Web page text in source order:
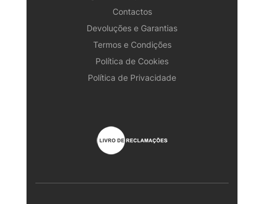
Contactos
Devoluções e Garantias
Termos e Condições
Política de Cookies
Política de Privacidade